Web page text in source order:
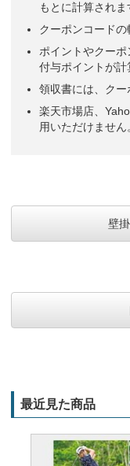
もとに計算されま
クーポンコードの
ポイントやクーポ
付与ポイントが計
領収書には、クー
楽天市場店、
用いただけません
壁
最近見た商品